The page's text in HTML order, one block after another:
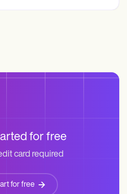
for free
card required
for free